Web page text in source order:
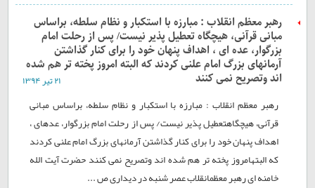
رهبر معظم انقلاب : مبارزه با استکبار و نظام سلطه، براساس
مبانی قرآنی، هیچگاه تعطیل پذیر نیست/ پس از رحلت امام
بزرگوار، عده ای ، اهداف پنهان خود را برای کنار گذاشتن
آرمانهای بزرگ امام علنی کردند که البته امروز پخته تر هم شده
اند وتصریح نمی کنند ۲۱ تير ۱۳۹۴
رهبر معظم انقلاب : مبارزه با استکبار و نظام سلطه، براساس مبانی
قرآنی، هیچگاهتعطیل پذیر نیست/ پس از رحلت امام بزرگوار، عدهای ،
اهداف پنهان خود را برای کنار گذاشتن آرمانهای بزرگ امام علنی کردند
که البتهامروز پخته تر هم شده اند وتصریح نمی کنند حضرت آیت الله
خامنه ای رهبر معظمانقلاب عصر شنبه در دیداری ص ...